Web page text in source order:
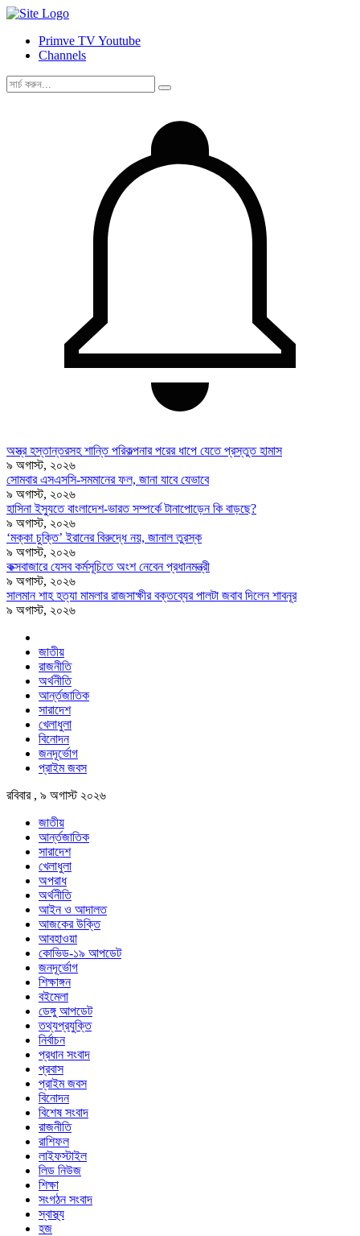
Primve TV Youtube
Channels
অস্ত্র হস্তান্তরসহ শান্তি পরিকল্পনার পরের ধাপে যেতে প্রস্তুত হামাস
৯ অগাস্ট, ২০২৬
সোমবার এসএসসি-সমমানের ফল, জানা যাবে যেভাবে
৯ অগাস্ট, ২০২৬
হাসিনা ইস্যুতে বাংলাদেশ-ভারত সম্পর্কে টানাপোড়েন কি বাড়ছে?
৯ অগাস্ট, ২০২৬
‘মক্কা চুক্তি’ ইরানের বিরুদ্ধে নয়, জানাল তুরস্ক
৯ অগাস্ট, ২০২৬
কক্সবাজারে যেসব কর্মসূচিতে অংশ নেবেন প্রধানমন্ত্রী
৯ অগাস্ট, ২০২৬
সালমান শাহ হত্যা মামলার রাজসাক্ষীর বক্তব্যের পালটা জবাব দিলেন শাবনূর
৯ অগাস্ট, ২০২৬
জাতীয়
রাজনীতি
অর্থনীতি
আর্ন্তজাতিক
সারাদেশ
খেলাধুলা
বিনোদন
জনদূর্ভোগ
প্রাইম জবস
রবিবার , ৯ অগাস্ট ২০২৬
জাতীয়
আর্ন্তজাতিক
সারাদেশ
খেলাধুলা
অপরাধ
অর্থনীতি
আইন ও আদালত
আজকের উক্তি
আবহাওয়া
কোভিড-১৯ আপডেট
জনদূর্ভোগ
শিক্ষাঙ্গন
বইমেলা
ডেঙ্গু আপডেট
তথ্যপ্রযুক্তি
নির্বাচন
প্রধান সংবাদ
প্রবাস
প্রাইম জবস
বিনোদন
বিশেষ সংবাদ
রাজনীতি
রাশিফল
লাইফস্টাইল
লিড নিউজ
শিক্ষা
সংগঠন সংবাদ
স্বাস্থ্য
হজ